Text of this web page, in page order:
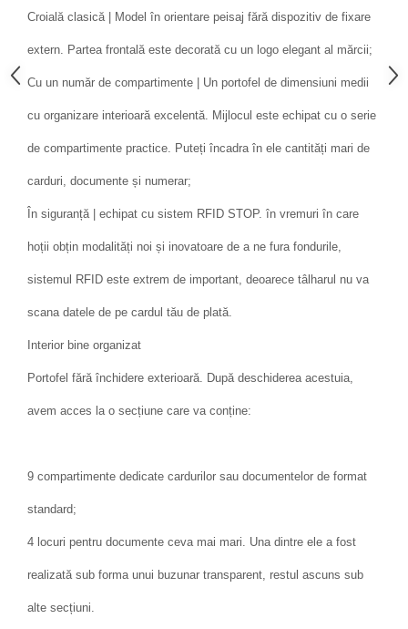
Croială clasică | Model în orientare peisaj fără dispozitiv de fixare
extern. Partea frontală este decorată cu un logo elegant al mărcii;
Cu un număr de compartimente | Un portofel de dimensiuni medii
cu organizare interioară excelentă. Mijlocul este echipat cu o serie
de compartimente practice. Puteți încadra în ele cantități mari de
carduri, documente și numerar;
În siguranță | echipat cu sistem RFID STOP. în vremuri în care
hoții obțin modalități noi și inovatoare de a ne fura fondurile,
sistemul RFID este extrem de important, deoarece tâlharul nu va
scana datele de pe cardul tău de plată.
Interior bine organizat
Portofel fără închidere exterioară. După deschiderea acestuia,
avem acces la o secțiune care va conține:
9 compartimente dedicate cardurilor sau documentelor de format
standard;
4 locuri pentru documente ceva mai mari. Una dintre ele a fost
realizată sub forma unui buzunar transparent, restul ascuns sub
alte secțiuni.